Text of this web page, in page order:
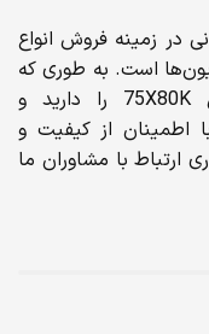
در زمینه فروش انواع
است. به طوری که
اگر قصد خرید تلویزیون سونی مدل 75X80K را دارید و
اطمینان از کیفیت و
ارتباط با مشاوران ما